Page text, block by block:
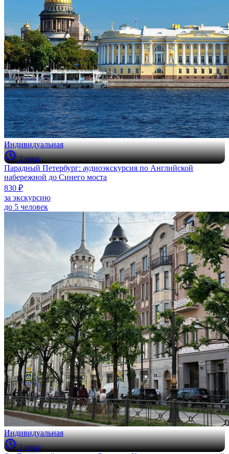
Индивидуальная
2 часа
Парадный Петербург: аудиоэкскурсия по Английской
набережной до Синего моста
830 ₽
за экскурсию
до 5 человек
Индивидуальная
2 часа